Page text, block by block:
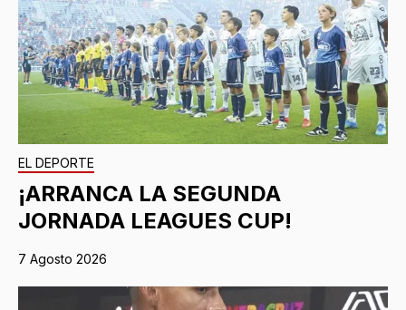
EL DEPORTE
¡ARRANCA LA SEGUNDA
JORNADA LEAGUES CUP!
7 Agosto 2026